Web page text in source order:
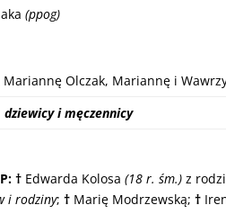
(ppog)
Mariannę Olczak, Mariannę i
i męczennicy
† Edwarda Kolosa (18 r. śm.) z
i rodziny; † Marię Modrzewską; †